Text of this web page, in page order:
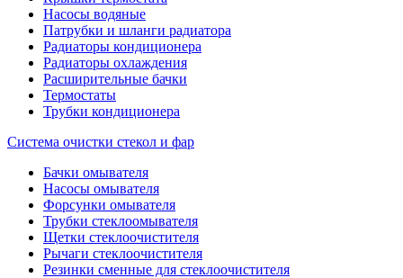
Насосы водяные
Патрубки и шланги радиатора
Радиаторы кондиционера
Радиаторы охлаждения
Расширительные бачки
Термостаты
Трубки кондиционера
Система очистки стекол и фар
Бачки омывателя
Насосы омывателя
Форсунки омывателя
Трубки стеклоомывателя
Щетки стеклоочистителя
Рычаги стеклоочистителя
Резинки сменные для стеклоочистителя